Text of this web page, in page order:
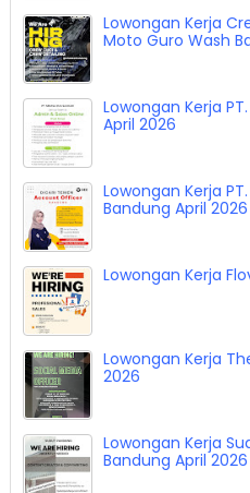
Lowongan Kerja
2026
Lowongan Kerja
Moto Guro Wash
Lowongan Kerja
April 2026
Lowongan Kerja
Lowongan Kerja
Lowongan Kerja
2026